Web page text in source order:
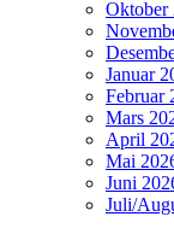
Oktober
Januar
Februar
Mars
April
Mai
Juni
Juli/